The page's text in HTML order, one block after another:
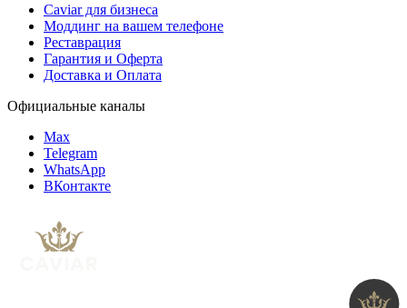
Caviar для бизнеса
Моддинг на вашем телефоне
Реставрация
Гарантия и Оферта
Доставка и Оплата
Официальные каналы
Max
Telegram
WhatsApp
ВКонтакте